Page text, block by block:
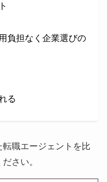
負担なく企業選びの
る
職エージェントを比
さい。